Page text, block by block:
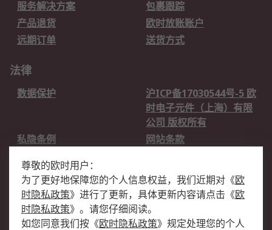
服务解决方案
包裹跟踪
产品退货
欧时放账账户
远期订单
送货方式
法律
数据保护
沪ICP备17030544号-5 欧
时电子元件（上海）有限
公司 版权所有
私隐条例
网站条款
关于欧时
欧时销售条款
账户和付款
企业集团
全球办事处
尊敬的欧时用户：
为了更好地保障您的个人信息权益，我们近期对 《欧
时隐私政策》 进行了更新，具体更新内容请点击 《欧
时隐私政策》 。请您仔细阅读。
如您同意我们按 《欧时隐私政策》 规定处理您的个人